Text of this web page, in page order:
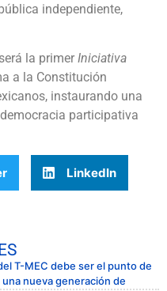
independiente,
la primer Iniciativa
a la Constitución
instaurando una
participativa
LinkedIn
T-MEC debe ser el punto de
una nueva generación de